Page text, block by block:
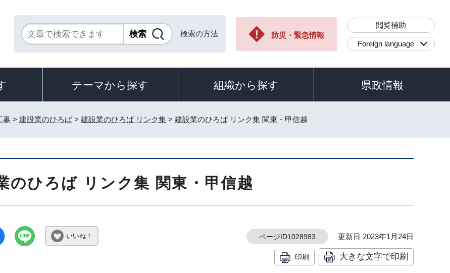
検索の方法 防災・緊急情報
閲覧補助
Foreign language
テーマから探す 組織から探す 県政情報
事 > 建設業のひろば> 建設業のひろば リンク集 > 建設業のひろば リンク集 関東・甲信越
のひろば リンク集 関東・甲信越
いいね！ ページID1028983 更新日 2023年1月24日
印刷 大きな文字で印刷